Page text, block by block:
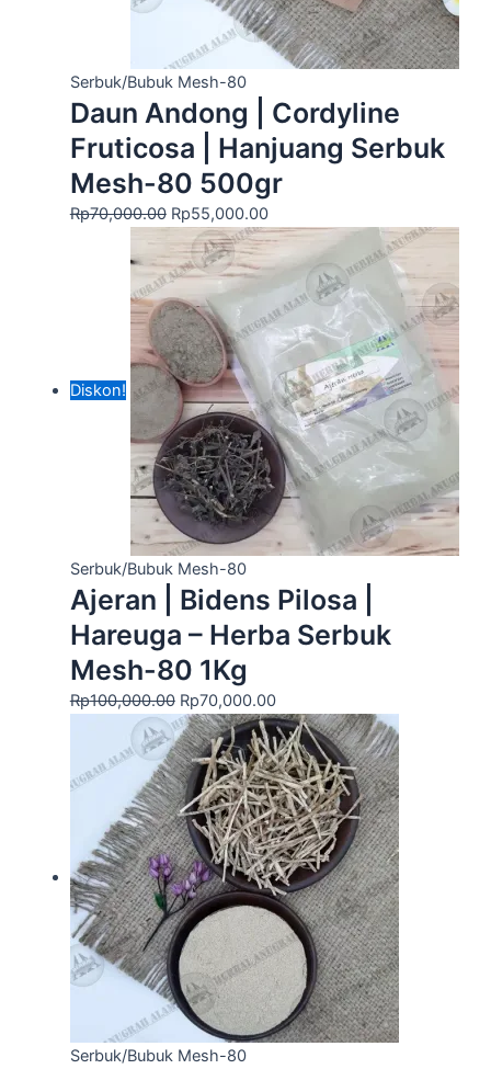
Serbuk/Bubuk Mesh-80
Daun Andong | Cordyline
Fruticosa | Hanjuang Serbuk
Mesh-80 500gr
Rp70,000.00 Rp55,000.00
Diskon!
Serbuk/Bubuk Mesh-80
Ajeran | Bidens Pilosa |
Hareuga – Herba Serbuk
Mesh-80 1Kg
Rp100,000.00 Rp70,000.00
Serbuk/Bubuk Mesh-80